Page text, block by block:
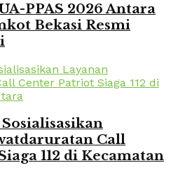
PPAS 2026 Antara
Bekasi Resmi
Call
112 di Kecamatan